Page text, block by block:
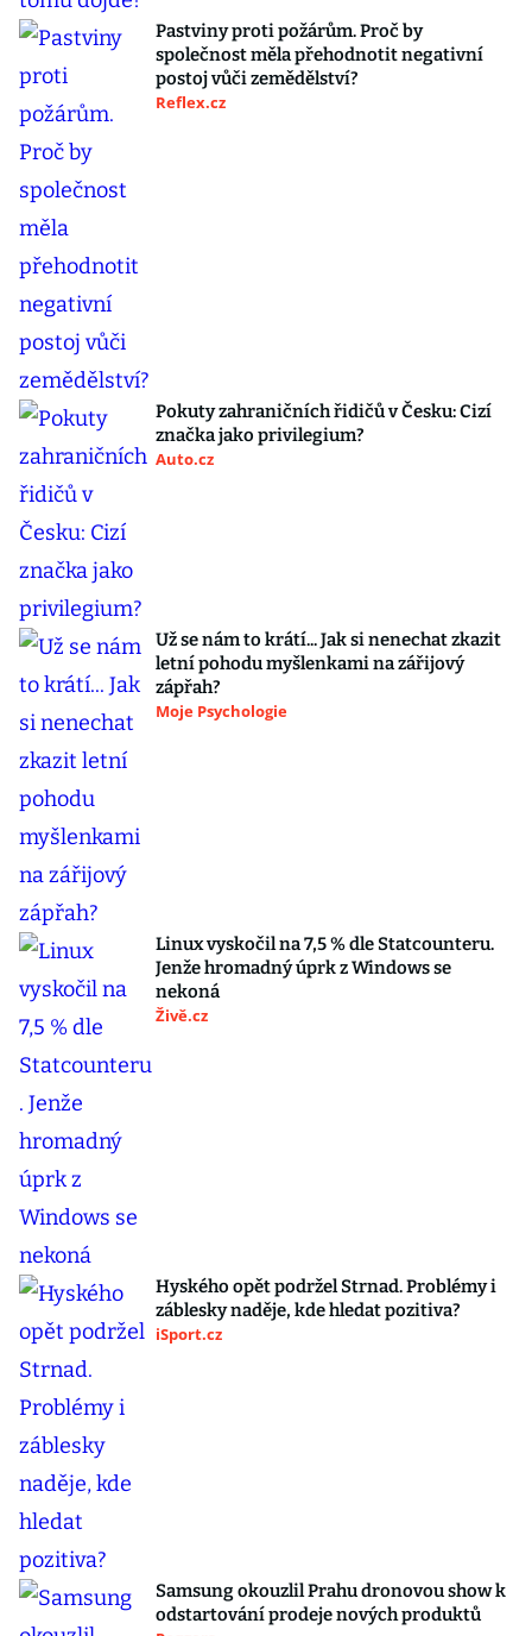
Pastviny proti požárům. Proč by
společnost měla přehodnotit negativní
postoj vůči zemědělství?
Reflex.cz
Pokuty zahraničních řidičů v Česku: Cizí
značka jako privilegium?
Auto.cz
Už se nám to krátí... Jak si nenechat zkazit
letní pohodu myšlenkami na zářijový
zápřah?
Moje Psychologie
Linux vyskočil na 7,5 % dle Statcounteru.
Jenže hromadný úprk z Windows se
nekoná
Živě.cz
Hyského opět podržel Strnad. Problémy i
záblesky naděje, kde hledat pozitiva?
iSport.cz
Samsung okouzlil Prahu dronovou show k
odstartování prodeje nových produktů